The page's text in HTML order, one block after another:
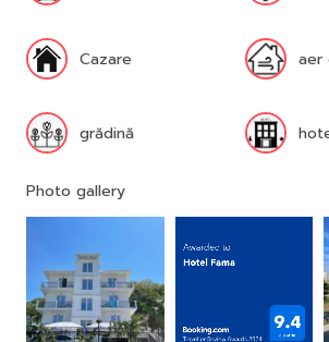
Cazare aer
grădină
Photo gallery